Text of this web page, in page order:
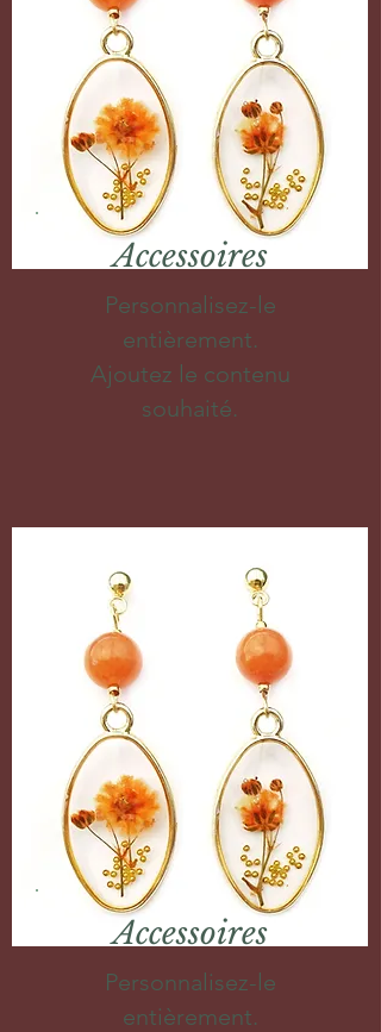
Accessoires
Personnalisez-le
entièrement.
Ajoutez le contenu
souhaité.
Accessoires
Personnalisez-le
entièrement.